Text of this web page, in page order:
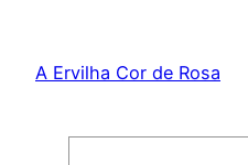
content
A Ervilha Cor de Rosa